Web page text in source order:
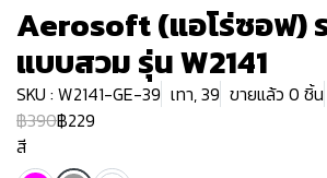
Aerosoft (แอโร่ซอฟ)
แบบสวม รุ่น W2141
SKU : W2141-GE-39 เทา, 39 ขายแล้ว 0 ชิ้น
฿390฿229
สี